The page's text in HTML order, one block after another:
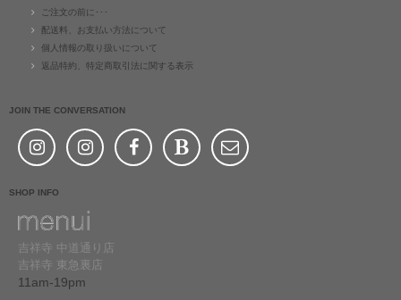
ご注文の前に･･･
配送料、お支払い方法について
個人情報の取り扱いについて
返品特約、特定商取引法に関する表示
JOIN THE CONVERSATION
SHOP INFO
吉祥寺 中道通り店
吉祥寺 東急裏店
11am-19pm